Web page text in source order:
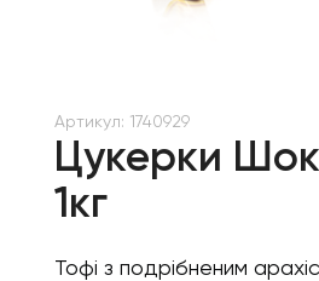
Артикул: 1740929
Цукерки
1кг
Тофі з подрібненим